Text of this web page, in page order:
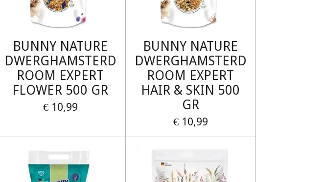
BUNNY NATURE
DWERGHAMSTERD
ROOM EXPERT
FLOWER 500 GR
€ 10,99
BUNNY NATURE
DWERGHAMSTERD
ROOM EXPERT
HAIR & SKIN 500
GR
€ 10,99